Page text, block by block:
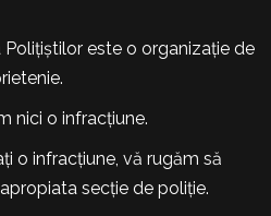
este o organizație de
nici o infracțiune.
o infracțiune, vă rugăm să
secție de poliție.